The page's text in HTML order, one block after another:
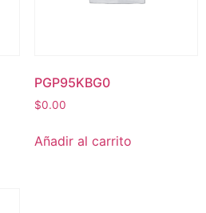
PGP95KBG0
$0.00
Añadir al carrito